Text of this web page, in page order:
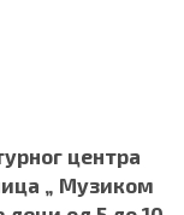
центра
„ Музиком